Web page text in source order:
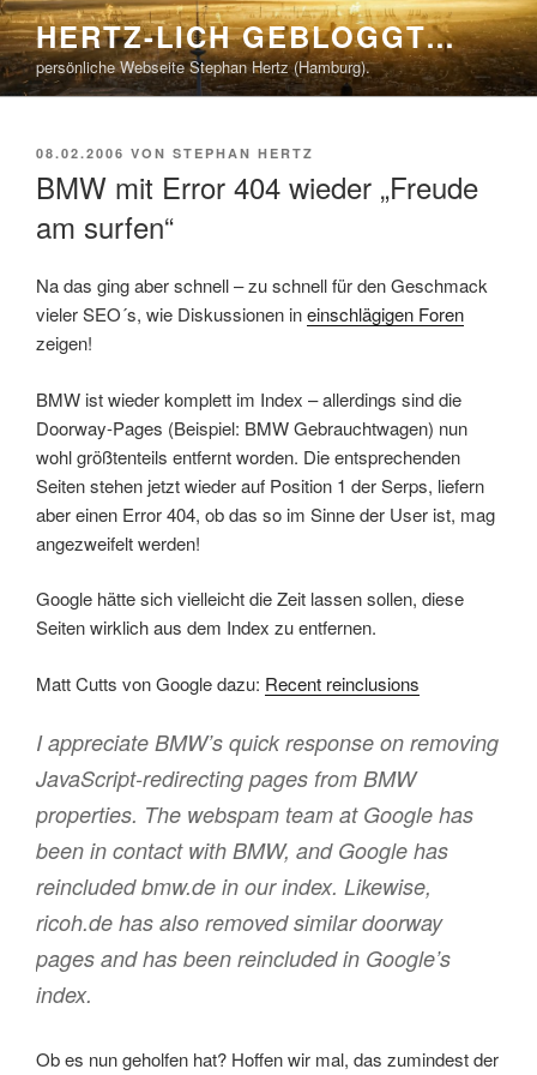
Zum
Inhalt
springen
HERTZ-LICH GEBLOGGT…
persönliche Webseite Stephan Hertz (Hamburg).
VERÖFFENTLICHT
08.02.2006 VON STEPHAN HERTZ
BMW mit Error 404 wieder „Freude
am surfen“
Na das ging aber schnell – zu schnell für den Geschmack
vieler SEO´s, wie Diskussionen ineinschlägigen Foren
zeigen!
BMW ist wieder komplett im Index – allerdings sind die
Doorway-Pages (Beispiel: BMW Gebrauchtwagen) nun
wohl größtenteils entfernt worden. Die entsprechenden
Seiten stehen jetzt wieder auf Position 1 der Serps, liefern
aber einen Error 404, ob das so im Sinne der User ist, mag
angezweifelt werden!
Google hätte sich vielleicht die Zeit lassen sollen, diese
Seiten wirklich aus dem Index zu entfernen.
Matt Cutts von Google dazu: Recent reinclusions
I appreciate BMW’s quick response on removing
JavaScript-redirecting pages from BMW
properties. The webspam team at Google has
been in contact with BMW, and Google has
reincluded bmw.de in our index. Likewise,
ricoh.de has also removed similar doorway
pages and has been reincluded in Google’s
index.
Ob es nun geholfen hat? Hoffen wir mal, das zumindest der